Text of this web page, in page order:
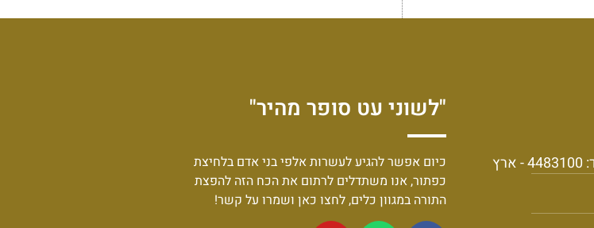
יצהר, ד.נ אפרים, מיקוד: 4483100 - ארץ
"לשוני עט סופר מהיר"
כיום אפשר להגיע לעשרות אלפי בני אדם בלחיצת
כפתור, אנו משתדלים לרתום את הכח הזה להפצת
התורה במגוון כלים, לחצו כאן ושמרו על קשר!